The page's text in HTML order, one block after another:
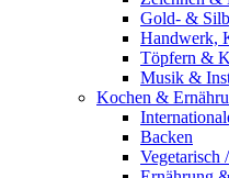
Gold- &
Handwerk,
Töpfern &
Musik &
Kochen &
Backen
Vegetarisch